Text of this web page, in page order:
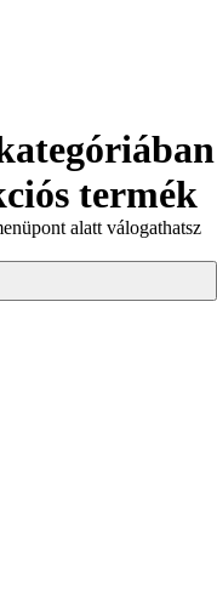
termék
alatt válogathatsz